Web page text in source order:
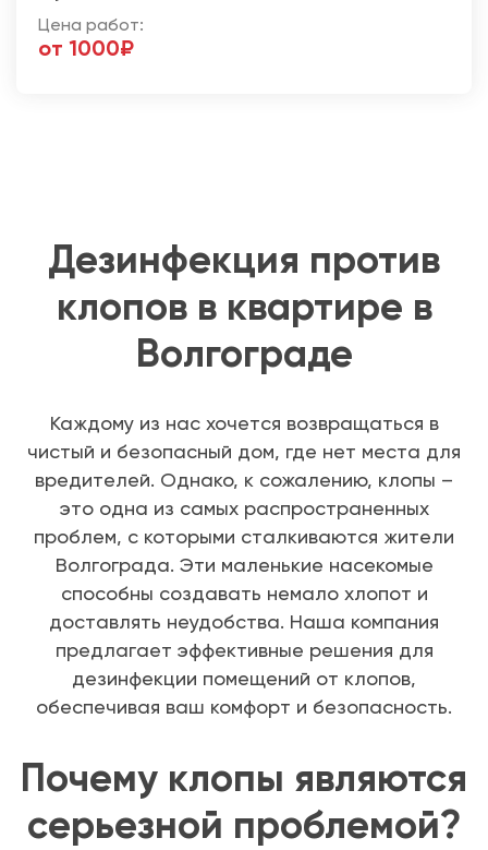
Цена работ:
от 1000₽
Дезинфекция против
клопов в квартире в
Волгограде
Каждому из нас хочется возвращаться в
чистый и безопасный дом, где нет места для
вредителей. Однако, к сожалению, клопы –
это одна из самых распространенных
проблем, с которыми сталкиваются жители
Волгограда. Эти маленькие насекомые
способны создавать немало хлопот и
доставлять неудобства. Наша компания
предлагает эффективные решения для
дезинфекции помещений от клопов,
обеспечивая ваш комфорт и безопасность.
Почему клопы являются
серьезной проблемой?